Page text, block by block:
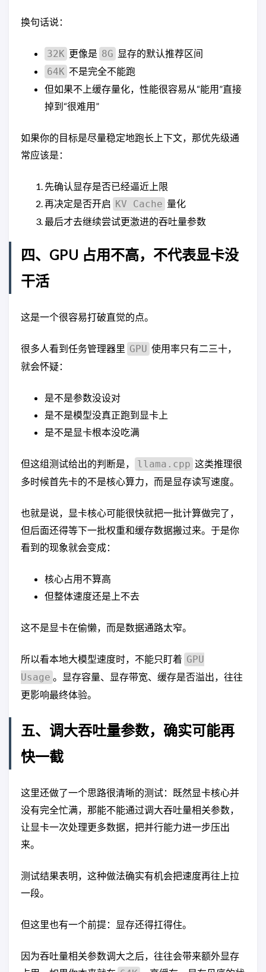
换句话说：
32K 更像是 8G 显存的默认推荐区间
64K 不是完全不能跑
但如果不上缓存量化，性能很容易从“能用”直接
掉到“很难用”
如果你的目标是尽量稳定地跑长上下文，那优先级通
常应该是：
先确认显存是否已经逼近上限
再决定是否开启 KV Cache 量化
最后才去继续尝试更激进的吞吐量参数
四、GPU 占用不高，不代表显卡没
干活
这是一个很容易打破直觉的点。
很多人看到任务管理器里 GPU 使用率只有二三十，
就会怀疑：
是不是参数没设对
是不是模型没真正跑到显卡上
是不是显卡根本没吃满
但这组测试给出的判断是， llama.cpp 这类推理很
多时候首先卡的不是核心算力，而是显存读写速度。
也就是说，显卡核心可能很快就把一批计算做完了，
但后面还得等下一批权重和缓存数据搬过来。于是你
看到的现象就会变成：
核心占用不算高
但整体速度还是上不去
这不是显卡在偷懒，而是数据通路太窄。
所以看本地大模型速度时，不能只盯着 GPU
Usage 。显存容量、显存带宽、缓存是否溢出，往往
更影响最终体验。
五、调大吞吐量参数，确实可能再
快一截
这里还做了一个思路很清晰的测试：既然显卡核心并
没有完全忙满，那能不能通过调大吞吐量相关参数，
让显卡一次处理更多数据，把并行能力进一步压出
来。
测试结果表明，这种做法确实有机会把速度再往上拉
一段。
但这里也有一个前提：显存还得扛得住。
因为吞吐量相关参数调大之后，往往会带来额外显存